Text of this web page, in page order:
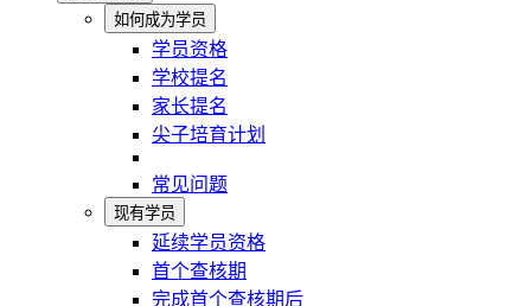
如何成为学员
学员资格
学校提名
家长提名
尖子培育计划
常见问题
现有学员
延续学员资格
首个查核期
完成首个查核期后